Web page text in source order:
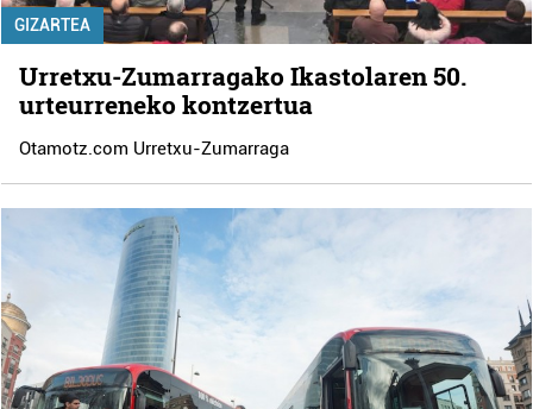
GIZARTEA
Urretxu-Zumarragako Ikastolaren 50.
urteurreneko kontzertua
Otamotz.com Urretxu-Zumarraga